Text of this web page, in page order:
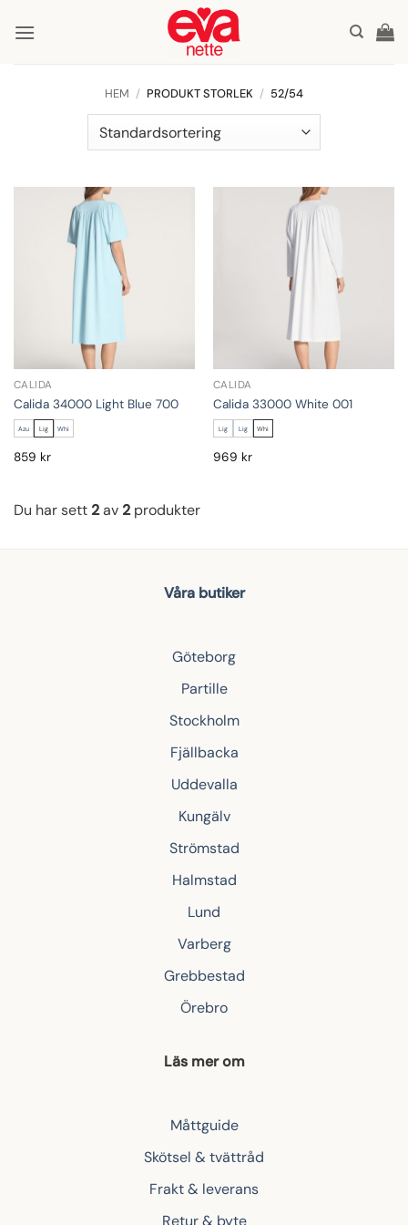
HEM / PRODUKT STORLEK / 52/54
CALIDA
Calida 34000 Light Blue 700
Azu Lig Whi
859 kr
CALIDA
Calida 33000 White 001
Lig Lig Whi
969 kr
Du har sett 2av 2produkter
Våra butiker
Göteborg
Partille
Stockholm
Fjällbacka
Uddevalla
Kungälv
Strömstad
Halmstad
Lund
Varberg
Grebbestad
Örebro
Läs mer om
Måttguide
Skötsel & tvättråd
Frakt & leverans
Retur & byte